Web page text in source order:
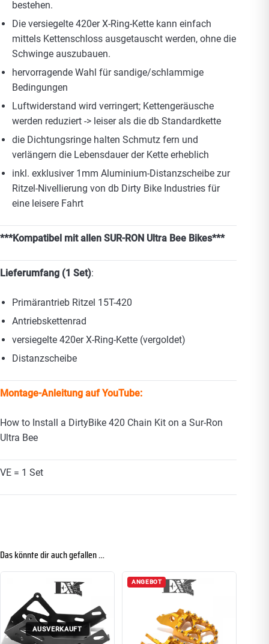
bestehen.
Die versiegelte 420er X-Ring-Kette kann einfach
mittels Kettenschloss ausgetauscht werden, ohne die
Schwinge auszubauen.
hervorragende Wahl für sandige/schlammige
Bedingungen
Luftwiderstand wird verringert; Kettengeräusche
werden reduziert -> leiser als die db Standardkette
die Dichtungsringe halten Schmutz fern und
verlängern die Lebensdauer der Kette erheblich
inkl. exklusiver 1mm Aluminium-Distanzscheibe zur
Ritzel-Nivellierung von db Dirty Bike Industries für
eine leisere Fahrt
***Kompatibel mit allen SUR-RON Ultra Bee Bikes***
Lieferumfang (1 Set):
Primärantrieb Ritzel 15T-420
Antriebskettenrad
versiegelte 420er X-Ring-Kette (vergoldet)
Distanzscheibe
Montage-Anleitung auf YouTube:
How to Install a DirtyBike 420 Chain Kit on a Sur-Ron
Ultra Bee
VE = 1 Set
Das könnte dir auch gefallen …
AUSVERKAUFT
ANGEBOT